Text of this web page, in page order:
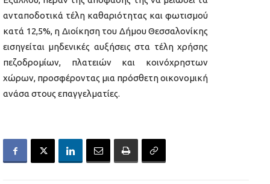
ανταποδοτικά τέλη καθαριότητας και φωτισμού
κατά 12,5%, η Διοίκηση του Δήμου Θεσσαλονίκης
εισηγείται μηδενικές αυξήσεις στα τέλη χρήσης
πεζοδρομίων, πλατειών και κοινόχρηστων
χώρων, προσφέροντας μια πρόσθετη οικονομική
ανάσα στους επαγγελματίες.